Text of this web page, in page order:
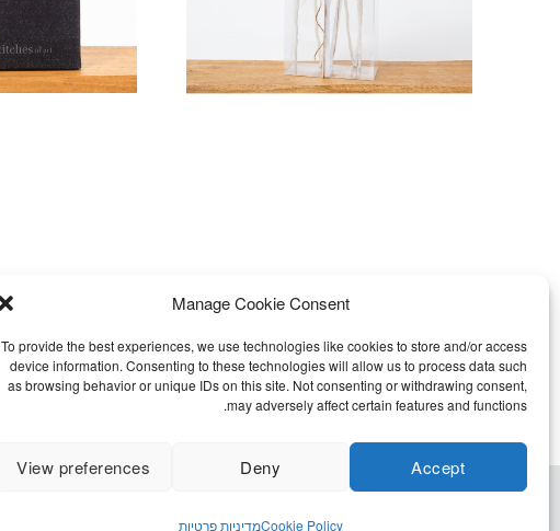
Manage Cookie Consent
To provide the best experiences, we use technologies like cookies to store and/or access
device information. Consenting to these technologies will allow us to process data such
as browsing behavior or unique IDs on this site. Not consenting or withdrawing consent,
may adversely affect certain features and functions.
Accept
Deny
View preferences
Cookie Policyמדיניות פרטיות